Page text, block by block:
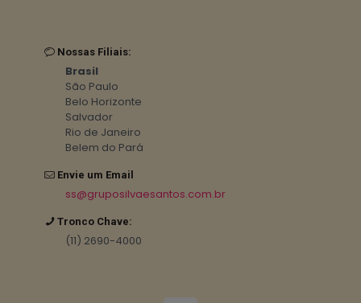
Nossas Filiais:
Brasil
São Paulo
Belo Horizonte
Salvador
Rio de Janeiro
Belem do Pará
Envie um Email
ss@gruposilvaesantos.com.br
Tronco Chave:
(11) 2690-4000